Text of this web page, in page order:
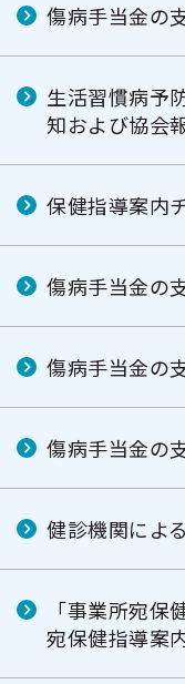
傷病手当金の
生活習慣病予
知および協会
保健指導案内
傷病手当金の
傷病手当金の
傷病手当金の
健診機関によ
「事業所宛保
宛保健指導案